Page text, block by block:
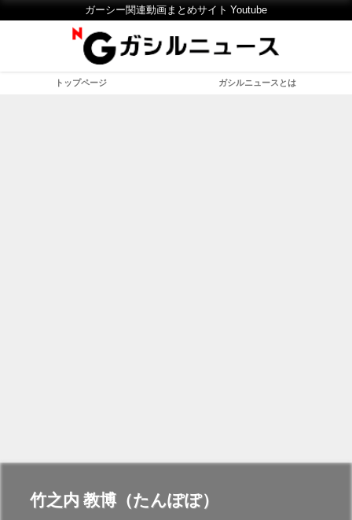
ガーシー関連動画まとめサイト Youtube
トップページ ガシルニュースとは
竹之内 教博（たんぽぽ）